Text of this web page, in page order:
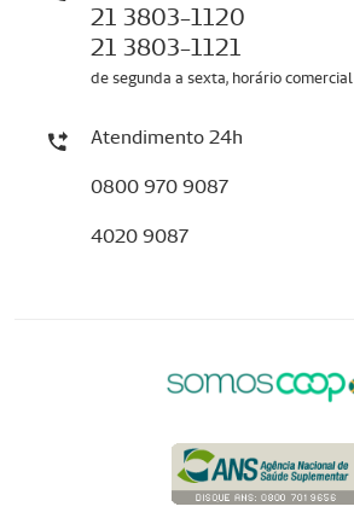
21 3803-1120
21 3803-1121
de segunda a sexta, horário comercial
Atendimento 24h
0800 970 9087
4020 9087